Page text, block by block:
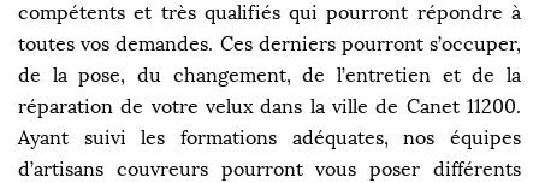
compétents et très qualifiés qui pourront répondre à
toutes vos demandes. Ces derniers pourront s’occuper,
de la pose, du changement, de l’entretien et de la
réparation de votre velux dans la ville de Canet 11200.
Ayant suivi les formations adéquates, nos équipes
d’artisans couvreurs pourront vous poser différents